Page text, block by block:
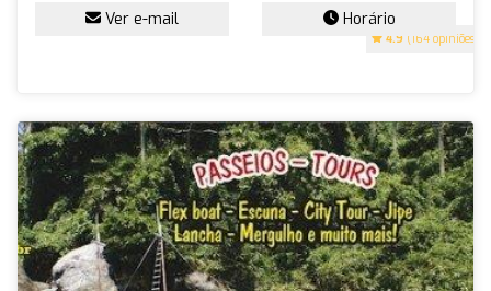
4.9 (164 opiniões)
Ver e-mail Horário